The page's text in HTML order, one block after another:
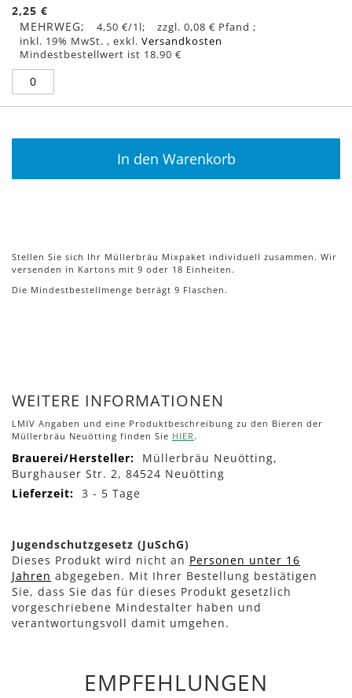
2,25 €
MEHRWEG
4,50 €/1l
0,08 €
inkl. 19% MwSt. , exkl. Versandkosten
Mindestbestellwert ist 18.90 €
In den Warenkorb
Stellen Sie sich Ihr Müllerbräu Mixpaket individuell zusammen. Wir
versenden in Kartons mit 9 oder 18 Einheiten.
Die Mindestbestellmenge beträgt 9 Flaschen.
WEITERE INFORMATIONEN
LMIV Angaben und eine Produktbeschreibung zu den Bieren der
Müllerbräu Neuötting finden Sie HIER .
Mehr
Informationen
Müllerbräu Neuötting,
Burghauser Str. 2, 84524 Neuötting
3 - 5 Tage
Jugendschutzgesetz (JuSchG)
Dieses Produkt wird nicht an Personen unter 16
Jahren abgegeben. Mit Ihrer Bestellung bestätigen
Sie, dass Sie das für dieses Produkt gesetzlich
vorgeschriebene Mindestalter haben und
verantwortungsvoll damit umgehen.
EMPFEHLUNGEN